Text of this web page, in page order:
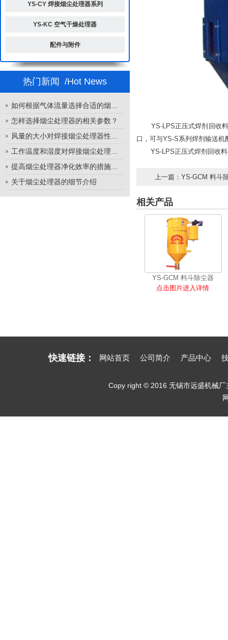
YS-CY 焊接烟尘处理器系列
YS-KC 空气干燥处理器
配件与附件
热门新闻 /Hot News
怎样选择烟尘处理器的相关参数？
关于烟尘处理器的细节介绍
YS-LPS正压式焊剂回收料
口，可与YS-S系列焊剂输送
YS-LPS正压式焊剂回收料
上一篇： YS-GCM 料斗
相关产品
YS-GCM 料斗除尘器
点击图片进入详情
快速链接： 网站首页 公司简介 产品中心
Copy right © 2016 无锡市远盛机械